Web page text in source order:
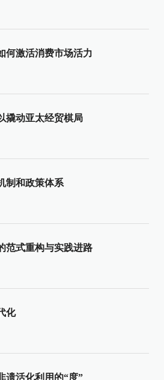
何激活消费市场活力
撬动亚太经贸棋局
制和政策体系
范式重构与实践进路
化
遗活化利用的“度”